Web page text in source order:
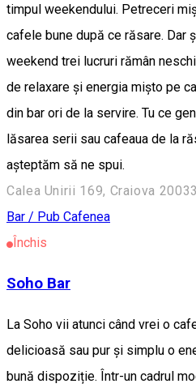
timpul weekendului. Petreceri
cafele bune după ce răsare. Dar
weekend trei lucruri rămân
de relaxare și energia mișto pe
din bar ori de la servire. Tu ce
lăsarea serii sau cafeaua de la
așteptăm să ne spui.
Calea Unirii 169, Craiova
Bar / Pub Cafenea
Închis
Soho Bar
La Soho vii atunci când vrei o
delicioasă sau pur și simplu o
bună dispoziție. Într-un cadrul